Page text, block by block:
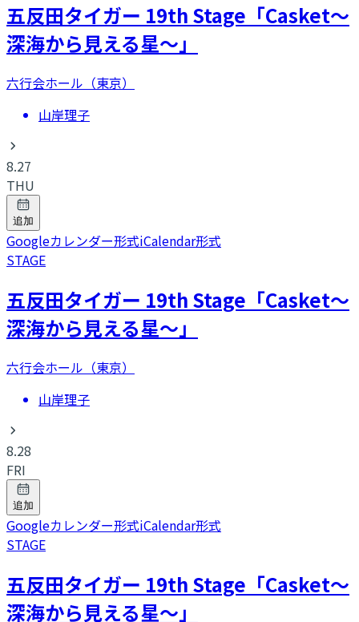
五反田タイガー 19th Stage「Casket～
深海から見える星～」
六行会ホール（東京）
山岸理子
8.27
THU
追加
Googleカレンダー形式iCalendar形式
STAGE
五反田タイガー 19th Stage「Casket～
深海から見える星～」
六行会ホール（東京）
山岸理子
8.28
FRI
追加
Googleカレンダー形式iCalendar形式
STAGE
五反田タイガー 19th Stage「Casket～
深海から見える星～」